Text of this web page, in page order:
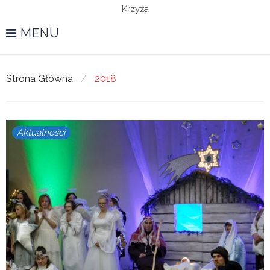
Krzyża
MENU
Strona Główna / 2018
Rok:
2018
Aktualności